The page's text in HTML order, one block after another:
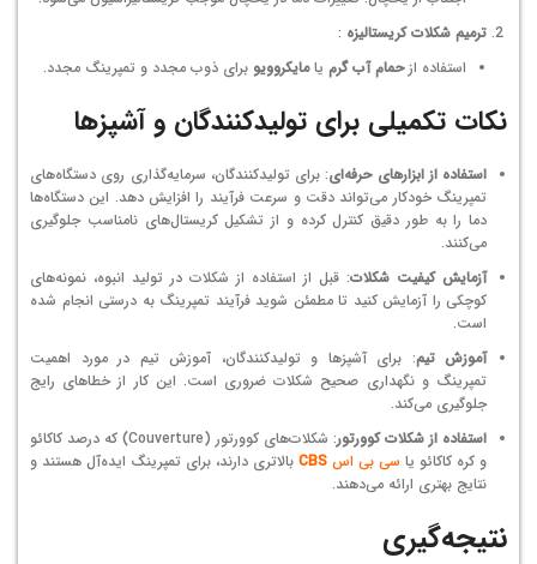
ترمیم شکلات کریستالیزه :
استفاده ازحمام آب گرم یامایکروویو برای ذوب مجدد و تمپرینگ مجدد.
نکات تکمیلی برای تولیدکنندگان و آشپزها
استفاده از ابزارهای حرفه‌ای: برای تولیدکنندگان، سرمایه‌گذاری روی دستگاه‌های
تمپرینگ خودکار می‌تواند دقت و سرعت فرآیند را افزایش دهد. این دستگاه‌ها
دما را به طور دقیق کنترل کرده و از تشکیل کریستال‌های نامناسب جلوگیری
می‌کنند.
آزمایش کیفیت شکلات: قبل از استفاده از شکلات در تولید انبوه، نمونه‌های
کوچکی را آزمایش کنید تا مطمئن شوید فرآیند تمپرینگ به درستی انجام شده
است.
آموزش تیم: برای آشپزها و تولیدکنندگان، آموزش تیم در مورد اهمیت
تمپرینگ و نگهداری صحیح شکلات ضروری است. این کار از خطاهای رایج
جلوگیری می‌کند.
استفاده از شکلات کوورتور
: شکلات‌های کوورتور (Couverture) که درصد کاکائو
و کره کاکائو یا سی بی اس CBS بالاتری دارند، برای تمپرینگ ایده‌آل هستند و
نتایج بهتری ارائه می‌دهند.
نتیجه‌گیری